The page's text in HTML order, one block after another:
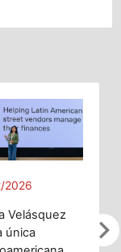
chevron_right
2026
Velásquez
única